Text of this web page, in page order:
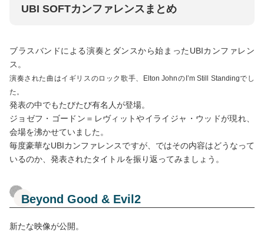
UBI SOFTカンファレンスまとめ
ブラスバンドによる演奏とダンスから始まったUBIカンファレン
ス。
演奏された曲はイギリスのロック歌手、Elton JohnのI’m Still Standingでし
た。
発表の中でもたびたび有名人が登場。
ジョゼフ・ゴードン＝レヴィットやイライジャ・ウッドが現れ、
会場を沸かせていました。
毎度豪華なUBIカンファレンスですが、ではその内容はどうなって
いるのか、発表されたタイトルを振り返ってみましょう。
Beyond Good & Evil2
新たな映像が公開。